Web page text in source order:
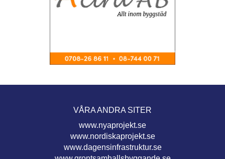
VÅRA ANDRA SITER
www.nyaprojekt.se
www.nordiskaprojekt.se
www.dagensinfrastruktur.se